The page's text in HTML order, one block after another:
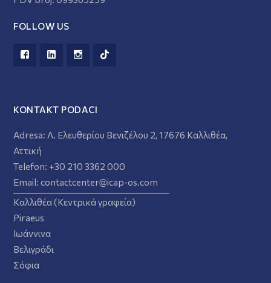
FOLLOW US
KONTAKT PODACI
Adresa: Λ. Ελευθερίου Βενιζέλου 2, 17676 Καλλιθέα,
Αττική
Telefon: +30 210 3362 000
Email:contactcenter@icap-os.com
Καλλιθέα (Κεντρικά γραφεία)
Piraeus
Ιωάννινα
Βελιγράδι
Σόφια